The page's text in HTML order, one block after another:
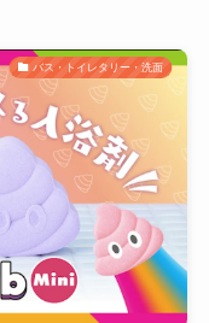
バス・トイレタリー・洗面